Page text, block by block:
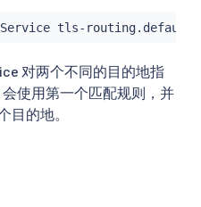
tls-
对两个不同的目的地指
使用第一个匹配规则，并
目的地。